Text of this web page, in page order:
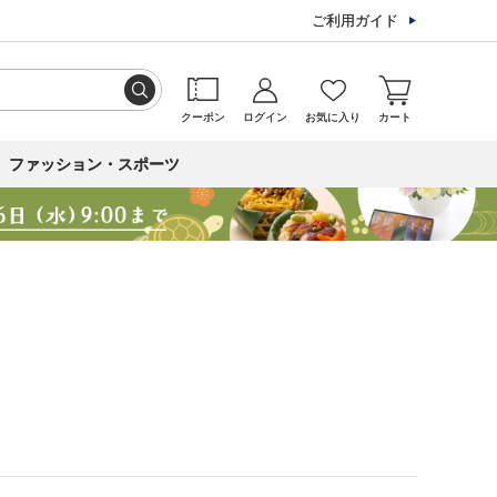
ご利用ガイド
クーポン ログイン お気に入り カート
ファッション・スポーツ